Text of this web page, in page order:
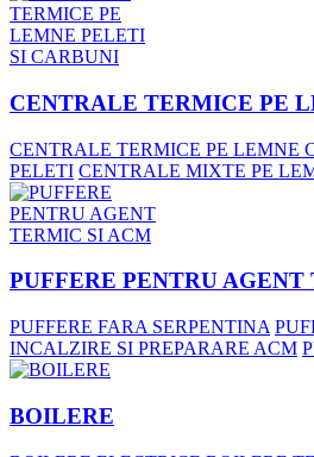
CENTRALE TERMICE PE
CENTRALE TERMICE PE LEMNE
PELETI CENTRALE MIXTE PE
PUFFERE PENTRU
PUFFERE FARA SERPENTINA
INCALZIRE SI PREPARARE ACM
BOILERE